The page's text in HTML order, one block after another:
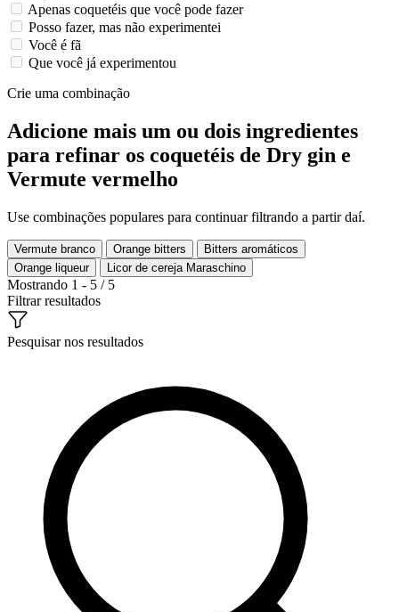
Apenas coquetéis que você pode fazer
Posso fazer, mas não experimentei
Você é fã
Que você já experimentou
Crie uma combinação
Adicione mais um ou dois ingredientes
para refinar os coquetéis de Dry gin e
Vermute vermelho
Use combinações populares para continuar filtrando a partir daí.
Vermute branco Orange bitters
Bitters aromáticos
Orange liqueur
Licor de cereja Maraschino
Mostrando 1 - 5 / 5
Filtrar resultados
Pesquisar nos resultados